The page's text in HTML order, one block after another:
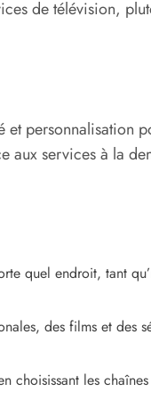
de télévision,
personnalisation
aux services à la
quel endroit, tant
des films et des
choisissant les